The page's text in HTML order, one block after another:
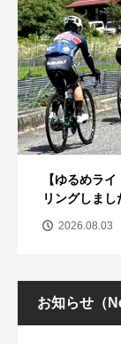
【ゆるめラ
リングしまし
2026.08.03
お知らせ（